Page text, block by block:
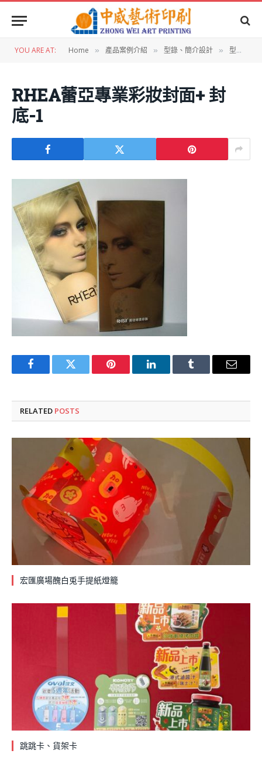
YOU ARE AT: Home » 產品案例介紹 » 型錄、簡介設計 » 型錄設計：RHEA蕾亞專業彩妝型錄
RHEA蕾亞專業彩妝封面+ 封
底-1
FacebookTwitter Pinterest LinkedInTumblr Email
RELATED POSTS
宏匯廣場醜白兎手提紙燈籠
跳跳卡、貨架卡